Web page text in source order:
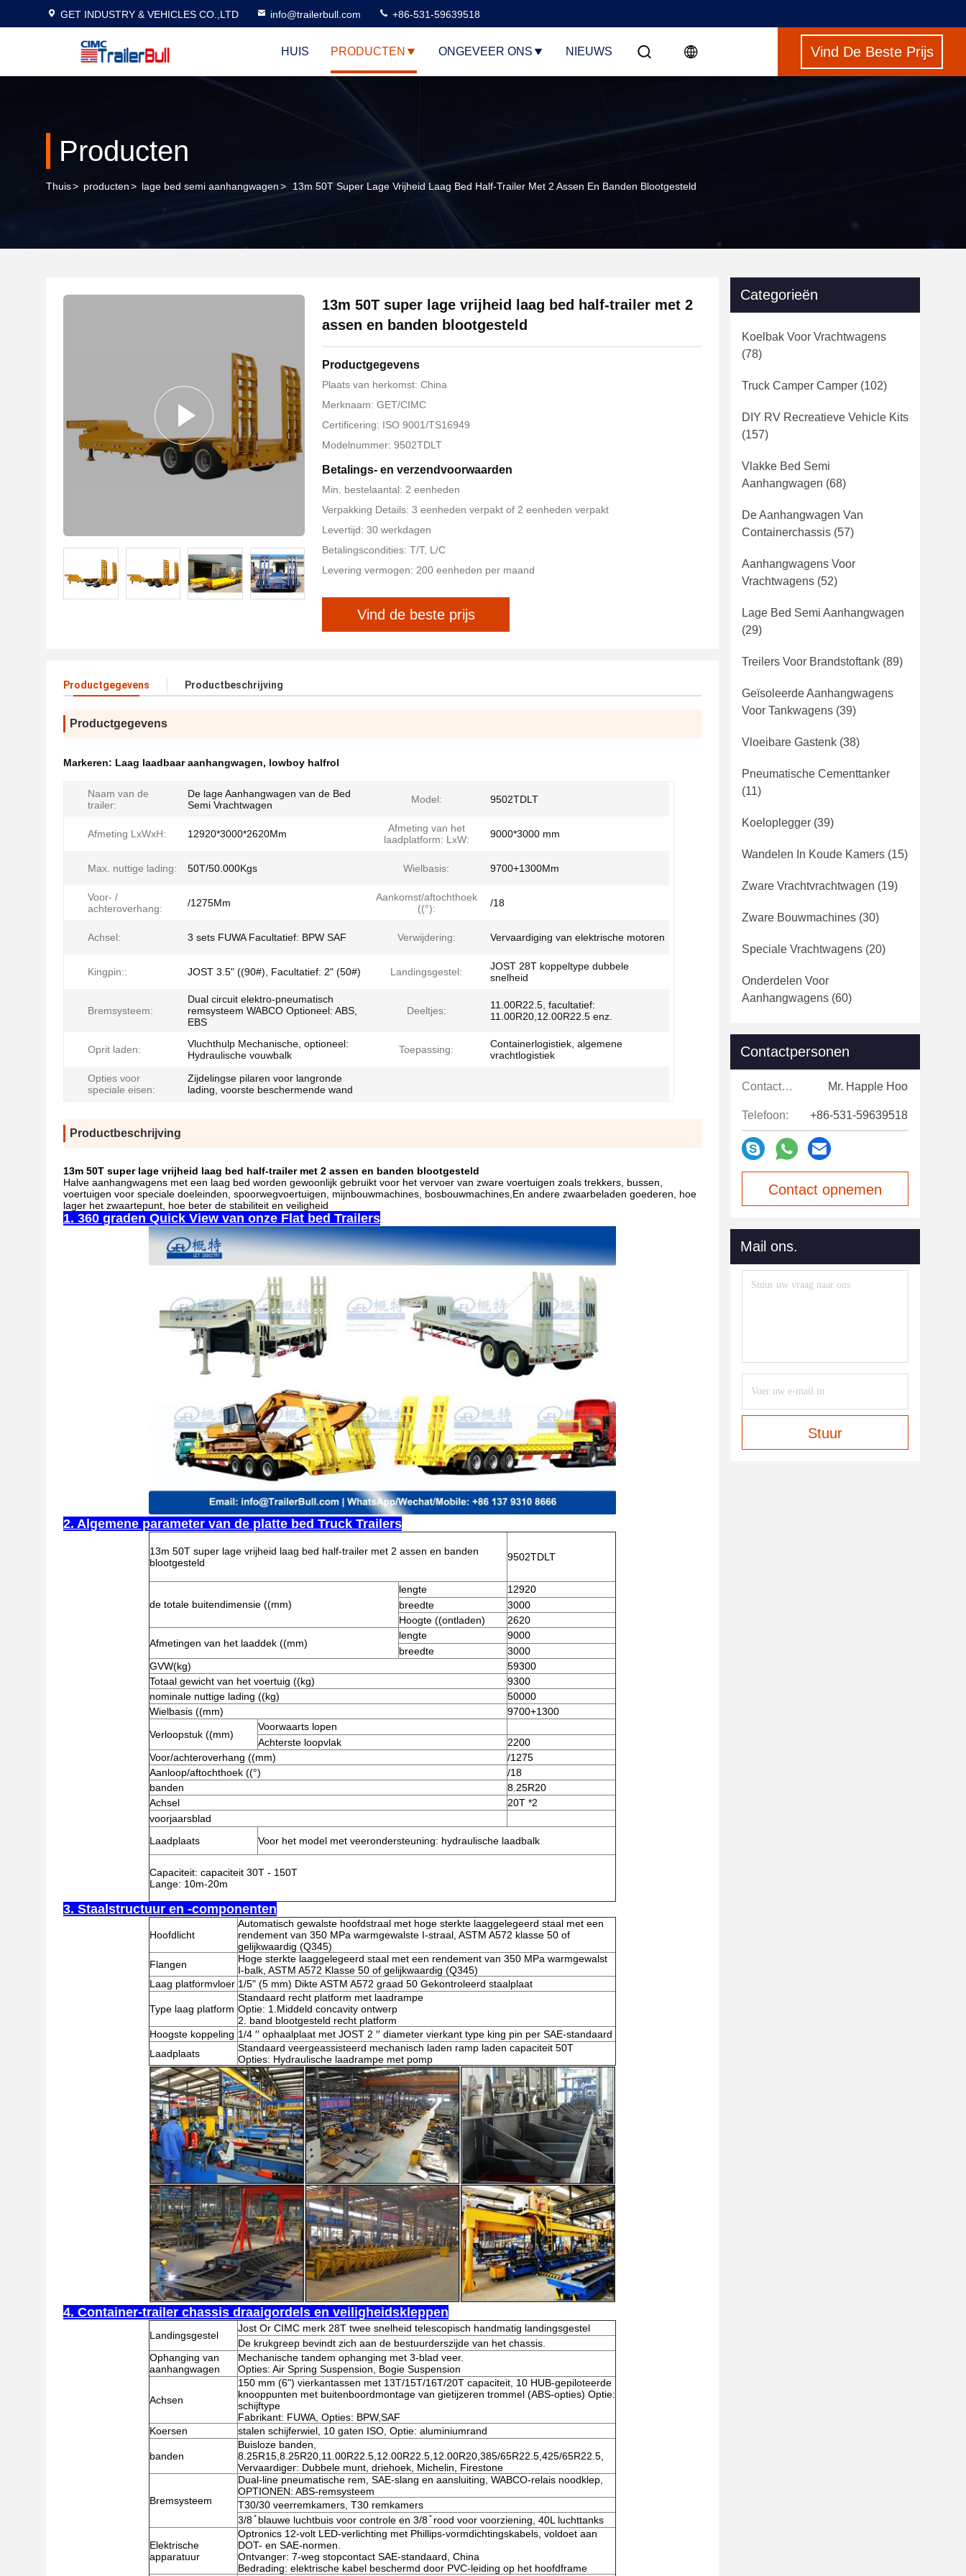
GET INDUSTRY & VEHICLES CO.,LTD info@trailerbull.com +86-531-59639518
HUIS PRODUCTEN ONGEVEER ONS NIEUWS Vind De Beste Prijs
Producten
Thuis> producten> lage bed semi aanhangwagen> 13m 50T Super Lage Vrijheid Laag Bed Half-Trailer Met 2 Assen En Banden Blootgesteld
13m 50T super lage vrijheid laag bed half-trailer met 2
assen en banden blootgesteld
Productgegevens
Plaats van herkomst: China
Merknaam: GET/CIMC
Certificering: ISO 9001/TS16949
Modelnummer: 9502TDLT
Betalings- en verzendvoorwaarden
Min. bestelaantal: 2 eenheden
Verpakking Details: 3 eenheden verpakt of 2 eenheden verpakt
Levertijd: 30 werkdagen
Betalingscondities: T/T, L/C
Levering vermogen: 200 eenheden per maand
Vind de beste prijs
Productgegevens Productbeschrijving
Productgegevens
Markeren: Laag laadbaar aanhangwagen, lowboy halfrol
Naam van de
trailer:
De lage Aanhangwagen van de Bed
Semi Vrachtwagen
Model: 9502TDLT
Afmeting LxWxH: 12920*3000*2620Mm
Afmeting van het
laadplatform: LxW:
9000*3000 mm
Max. nuttige lading: 50T/50.000Kgs Wielbasis: 9700+1300Mm
Voor- /
achteroverhang:
/1275Mm
Aankomst/aftochthoek
((°):
/18
Achsel: 3 sets FUWA Facultatief: BPW SAF Verwijdering: Vervaardiging van elektrische motoren
Kingpin:: JOST 3.5" ((90#), Facultatief: 2" (50#) Landingsgestel:
JOST 28T koppeltype dubbele
snelheid
Bremsysteem:
Dual circuit elektro-pneumatisch
remsysteem WABCO Optioneel: ABS,
EBS
Deeltjes:
11.00R22.5, facultatief:
11.00R20,12.00R22.5 enz.
Oprit laden:
Vluchthulp Mechanische, optioneel:
Hydraulische vouwbalk
Toepassing:
Containerlogistiek, algemene
vrachtlogistiek
Opties voor
speciale eisen:
Zijdelingse pilaren voor langronde
lading, voorste beschermende wand
Productbeschrijving
13m 50T super lage vrijheid laag bed half-trailer met 2 assen en banden blootgesteld
Halve aanhangwagens met een laag bed worden gewoonlijk gebruikt voor het vervoer van zware voertuigen zoals trekkers, bussen,
voertuigen voor speciale doeleinden, spoorwegvoertuigen, mijnbouwmachines, bosbouwmachines,En andere zwaarbeladen goederen, hoe
lager het zwaartepunt, hoe beter de stabiliteit en veiligheid
1. 360 graden Quick View van onze Flat bed Trailers
2. Algemene parameter van de platte bed Truck Trailers
13m 50T super lage vrijheid laag bed half-trailer met 2 assen en banden
blootgesteld
9502TDLT
de totale buitendimensie ((mm)
lengte
12920
breedte
3000
Hoogte ((ontladen)
2620
Afmetingen van het laaddek ((mm)
lengte
9000
breedte
3000
GVW(kg)
59300
Totaal gewicht van het voertuig ((kg)
9300
nominale nuttige lading ((kg)
50000
Wielbasis ((mm)
9700+1300
Verloopstuk ((mm)
Voorwaarts lopen
Achterste loopvlak
2200
Voor/achteroverhang ((mm)
/1275
Aanloop/aftochthoek ((°)
/18
banden
8.25R20
Achsel
20T *2
voorjaarsblad
Laadplaats
Voor het model met veerondersteuning: hydraulische laadbalk
Capaciteit: capaciteit 30T - 150T
Lange: 10m-20m
3. Staalstructuur en -componenten
Hoofdlicht
Automatisch gewalste hoofdstraal met hoge sterkte laaggelegeerd staal met een
rendement van 350 MPa warmgewalste I-straal, ASTM A572 klasse 50 of
gelijkwaardig (Q345)
Flangen
Hoge sterkte laaggelegeerd staal met een rendement van 350 MPa warmgewalst
I-balk, ASTM A572 Klasse 50 of gelijkwaardig (Q345)
Laag platformvloer 1/5" (5 mm) Dikte ASTM A572 graad 50 Gekontroleerd staalplaat
Type laag platform
Standaard recht platform met laadrampe
Optie: 1.Middeld concavity ontwerp
2. band blootgesteld recht platform
Hoogste koppeling 1/4 ′′ ophaalplaat met JOST 2 ′′ diameter vierkant type king pin per SAE-standaard
Laadplaats
Standaard veergeassisteerd mechanisch laden ramp laden capaciteit 50T
Opties: Hydraulische laadrampe met pomp
4. Container-trailer chassis draaigordels en veiligheidskleppen
Landingsgestel
Jost Or CIMC merk 28T twee snelheid telescopisch handmatig landingsgestel
De krukgreep bevindt zich aan de bestuurderszijde van het chassis.
Ophanging van
aanhangwagen
Mechanische tandem ophanging met 3-blad veer.
Opties: Air Spring Suspension, Bogie Suspension
Achsen
150 mm (6") vierkantassen met 13T/15T/16T/20T capaciteit, 10 HUB-gepiloteerde
knooppunten met buitenboordmontage van gietijzeren trommel (ABS-opties) Optie:
schijftype
Fabrikant: FUWA, Opties: BPW,SAF
Koersen
stalen schijferwiel, 10 gaten ISO, Optie: aluminiumrand
banden
Buisloze banden,
8.25R15,8.25R20,11.00R22.5,12.00R22.5,12.00R20,385/65R22.5,425/65R22.5,
Vervaardiger: Dubbele munt, driehoek, Michelin, Firestone
Bremsysteem
Dual-line pneumatische rem, SAE-slang en aansluiting, WABCO-relais noodklep,
OPTIONEN: ABS-remsysteem
T30/30 veerremkamers, T30 remkamers
3/8 ̊ blauwe luchtbuis voor controle en 3/8 ̊ rood voor voorziening, 40L luchttanks
Elektrische
apparatuur
Optronics 12-volt LED-verlichting met Phillips-vormdichtingskabels, voldoet aan
DOT- en SAE-normen.
Ontvanger: 7-weg stopcontact SAE-standaard, China
Bedrading: elektrische kabel beschermd door PVC-leiding op het hoofdframe
Categorieën
Koelbak Voor Vrachtwagens
(78)
Truck Camper Camper (102)
DIY RV Recreatieve Vehicle Kits
(157)
Vlakke Bed Semi
Aanhangwagen (68)
De Aanhangwagen Van
Containerchassis (57)
Aanhangwagens Voor
Vrachtwagens (52)
Lage Bed Semi Aanhangwagen
(29)
Treilers Voor Brandstoftank (89)
Geïsoleerde Aanhangwagens
Voor Tankwagens (39)
Vloeibare Gastenk (38)
Pneumatische Cementtanker
(11)
Koeloplegger (39)
Wandelen In Koude Kamers (15)
Zware Vrachtvrachtwagen (19)
Zware Bouwmachines (30)
Speciale Vrachtwagens (20)
Onderdelen Voor
Aanhangwagens (60)
Contactpersonen
Contactpersonen: Mr. Happle Hoo
Telefoon: +86-531-59639518
Contact opnemen
Mail ons.
Stuur